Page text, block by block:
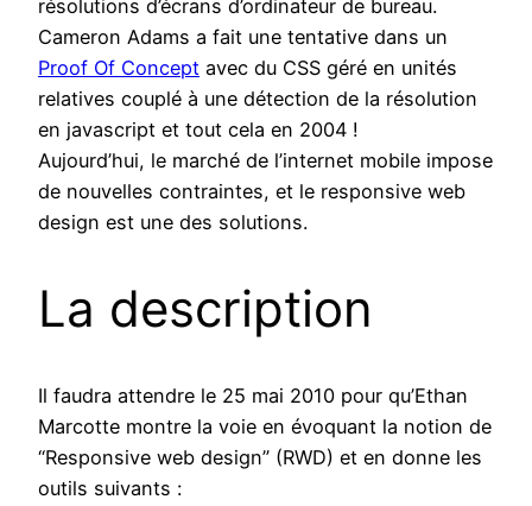
résolutions d’écrans d’ordinateur de bureau.
Cameron Adams a fait une tentative dans un
Proof Of Concept avec du CSS géré en unités
relatives couplé à une détection de la résolution
en javascript et tout cela en 2004 !
Aujourd’hui, le marché de l’internet mobile impose
de nouvelles contraintes, et le responsive web
design est une des solutions.
La description
Il faudra attendre le 25 mai 2010 pour qu’Ethan
Marcotte montre la voie en évoquant la notion de
“Responsive web design” (RWD) et en donne les
outils suivants :